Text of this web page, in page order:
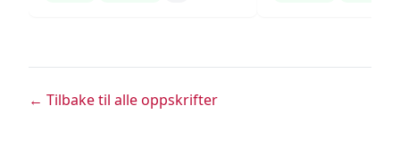
← Tilbake til alle oppskrifter